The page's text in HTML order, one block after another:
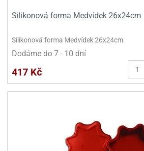
Silikonová forma Medvídek 26x24cm
Silikonová forma Medvídek 26x24cm
Dodáme do 7 - 10 dní
417 Kč